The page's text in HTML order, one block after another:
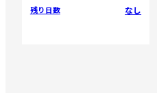
残り日数 なし